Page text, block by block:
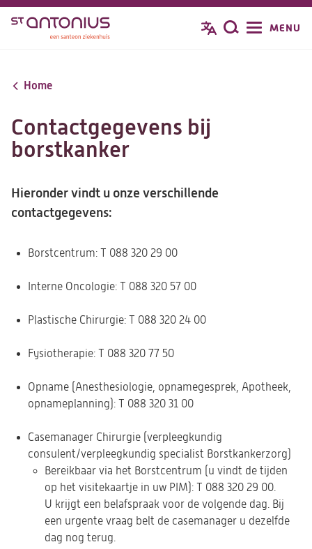
Overslaan
inhoud
Zoeken
MENU
Home
Contactgegevens bij
borstkanker
Hieronder vindt u onze verschillende
contactgegevens:
Borstcentrum: T 088 320 29 00
Interne Oncologie: T 088 320 57 00
Plastische Chirurgie: T 088 320 24 00
Fysiotherapie: T 088 320 77 50
Opname (Anesthesiologie, opnamegesprek, Apotheek,
opnameplanning): T 088 320 31 00
Casemanager Chirurgie (verpleegkundig
consulent/verpleegkundig specialist Borstkankerzorg)
Bereikbaar via het Borstcentrum (u vindt de tijden
op het visitekaartje in uw PIM): T 088 320 29 00.
U krijgt een belafspraak voor de volgende dag. Bij
een urgente vraag belt de casemanager u dezelfde
dag nog terug.